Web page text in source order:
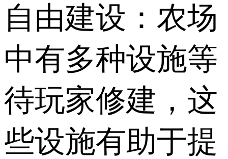
自由建设：农场
中有多种设施等
待玩家修建，这
些设施有助于提